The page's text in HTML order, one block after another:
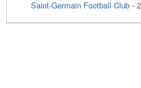
Saint-Germain Football Club -